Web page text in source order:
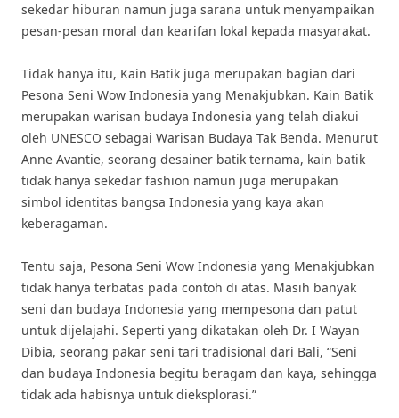
sekedar hiburan namun juga sarana untuk menyampaikan
pesan-pesan moral dan kearifan lokal kepada masyarakat.
Tidak hanya itu, Kain Batik juga merupakan bagian dari
Pesona Seni Wow Indonesia yang Menakjubkan. Kain Batik
merupakan warisan budaya Indonesia yang telah diakui
oleh UNESCO sebagai Warisan Budaya Tak Benda. Menurut
Anne Avantie, seorang desainer batik ternama, kain batik
tidak hanya sekedar fashion namun juga merupakan
simbol identitas bangsa Indonesia yang kaya akan
keberagaman.
Tentu saja, Pesona Seni Wow Indonesia yang Menakjubkan
tidak hanya terbatas pada contoh di atas. Masih banyak
seni dan budaya Indonesia yang mempesona dan patut
untuk dijelajahi. Seperti yang dikatakan oleh Dr. I Wayan
Dibia, seorang pakar seni tari tradisional dari Bali, “Seni
dan budaya Indonesia begitu beragam dan kaya, sehingga
tidak ada habisnya untuk dieksplorasi.”